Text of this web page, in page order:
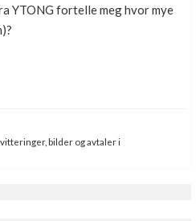
YTONG fortelle meg hvor mye
bilder og avtaler i